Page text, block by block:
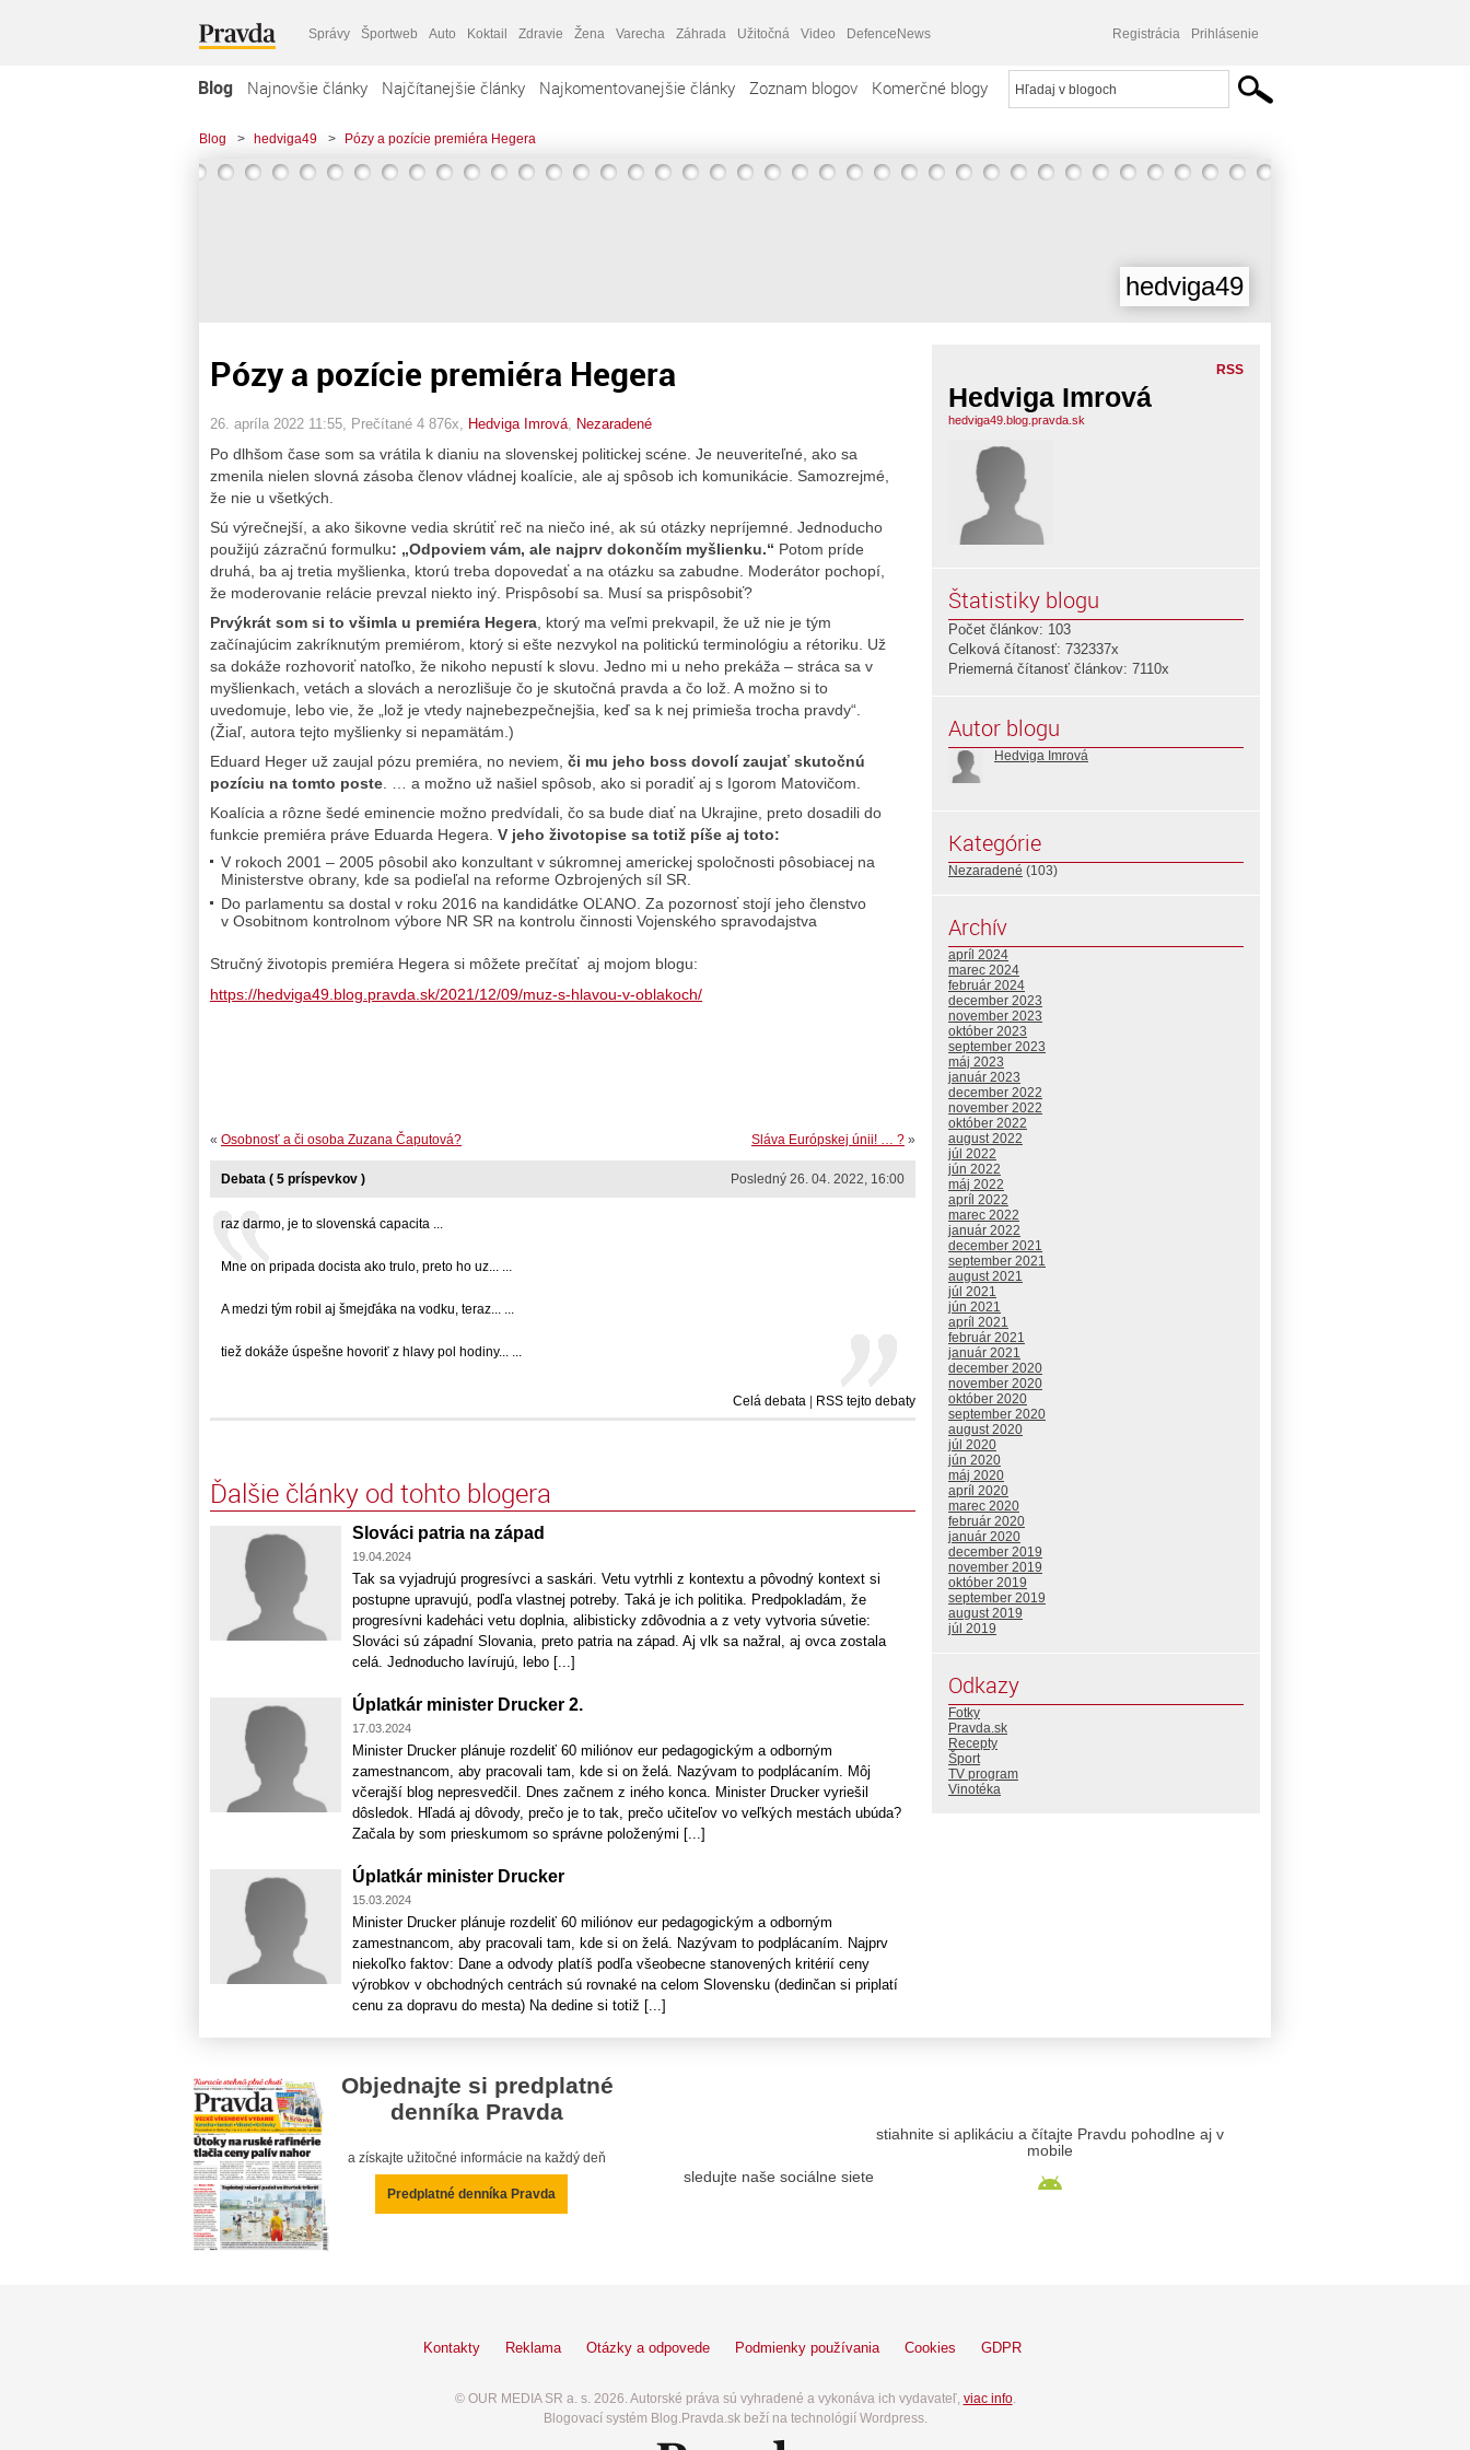
Správy Športweb Auto Koktail Zdravie Žena Varecha Záhrada Užitočná Video DefenceNews Registrácia Prihlásenie
Blog Najnovšie články Najčítanejšie články Najkomentovanejšie články Zoznam blogov Komerčné blogy
Blog > hedviga49 > Pózy a pozície premiéra Hegera
hedviga49
Pózy a pozície premiéra Hegera
26. apríla 2022 11:55 , Prečítané 4 876x, Hedviga Imrová Nezaradené
Po dlhšom čase som sa vrátila k dianiu na slovenskej politickej scéne. Je neuveriteľné, ako sa
zmenila nielen slovná zásoba členov vládnej koalície, ale aj spôsob ich komunikácie. Samozrejmé,
že nie u všetkých.
Sú výrečnejší, a ako šikovne vedia skrútiť reč na niečo iné, ak sú otázky nepríjemné. Jednoducho
použijú zázračnú formulku: „Odpoviem vám, ale najprv dokončím myšlienku.“ Potom príde
druhá, ba aj tretia myšlienka, ktorú treba dopovedať a na otázku sa zabudne. Moderátor pochopí,
že moderovanie relácie prevzal niekto iný. Prispôsobí sa. Musí sa prispôsobiť?
Prvýkrát som si to všimla u premiéra Hegera , ktorý ma veľmi prekvapil, že už nie je tým
začínajúcim zakríknutým premiérom, ktorý si ešte nezvykol na politickú terminológiu a rétoriku. Už
sa dokáže rozhovoriť natoľko, že nikoho nepustí k slovu. Jedno mi u neho prekáža – stráca sa v
myšlienkach, vetách a slovách a nerozlišuje čo je skutočná pravda a čo lož. A možno si to
uvedomuje, lebo vie, že „lož je vtedy najnebezpečnejšia, keď sa k nej primieša trocha pravdy“.
(Žiaľ, autora tejto myšlienky si nepamätám.)
Eduard Heger už zaujal pózu premiéra, no neviem, či mu jeho boss dovolí zaujať skutočnú
pozíciu na tomto poste . … a možno už našiel spôsob, ako si poradiť aj s Igorom Matovičom.
Koalícia a rôzne šedé eminencie možno predvídali, čo sa bude diať na Ukrajine, preto dosadili do
funkcie premiéra práve Eduarda Hegera. V jeho životopise sa totiž píše aj toto:
V rokoch 2001 – 2005 pôsobil ako konzultant v súkromnej americkej spoločnosti pôsobiacej na
Ministerstve obrany, kde sa podieľal na reforme Ozbrojených síl SR.
Do parlamentu sa dostal v roku 2016 na kandidátke OĽANO. Za pozornosť stojí jeho členstvo
v Osobitnom kontrolnom výbore NR SR na kontrolu činnosti Vojenského spravodajstva
Stručný životopis premiéra Hegera si môžete prečítať aj mojom blogu:
https://hedviga49.blog.pravda.sk/2021/12/09/muz-s-hlavou-v-oblakoch/
Sláva Európskej únii! … ? »
« Osobnosť a či osoba Zuzana Čaputová?
Posledný 26. 04. 2022, 16:00
Debata ( 5 príspevkov )
raz darmo, je to slovenská capacita ...
Mne on pripada docista ako trulo, preto ho uz... ...
A medzi tým robil aj šmejďáka na vodku, teraz... ...
tiež dokáže úspešne hovoriť z hlavy pol hodiny... ...
Celá debata RSS tejto debaty
Ďalšie články od tohto blogera
Slováci patria na západ
19.04.2024
Tak sa vyjadrujú progresívci a saskári. Vetu vytrhli z kontextu a pôvodný kontext si
postupne upravujú, podľa vlastnej potreby. Taká je ich politika. Predpokladám, že
progresívni kadeháci vetu doplnia, alibisticky zdôvodnia a z vety vytvoria súvetie:
Slováci sú západní Slovania, preto patria na západ. Aj vlk sa nažral, aj ovca zostala
celá. Jednoducho lavírujú, lebo [...]
Úplatkár minister Drucker 2.
17.03.2024
Minister Drucker plánuje rozdeliť 60 miliónov eur pedagogickým a odborným
zamestnancom, aby pracovali tam, kde si on želá. Nazývam to podplácaním. Môj
včerajší blog nepresvedčil. Dnes začnem z iného konca. Minister Drucker vyriešil
dôsledok. Hľadá aj dôvody, prečo je to tak, prečo učiteľov vo veľkých mestách ubúda?
Začala by som prieskumom so správne položenými [...]
Úplatkár minister Drucker
15.03.2024
Minister Drucker plánuje rozdeliť 60 miliónov eur pedagogickým a odborným
zamestnancom, aby pracovali tam, kde si on želá. Nazývam to podplácaním. Najprv
niekoľko faktov: Dane a odvody platíš podľa všeobecne stanovených kritérií ceny
výrobkov v obchodných centrách sú rovnaké na celom Slovensku (dedinčan si priplatí
cenu za dopravu do mesta) Na dedine si totiž [...]
RSS
Hedviga Imrová
hedviga49.blog.pravda.sk
Štatistiky blogu
Počet článkov: 103
Celková čítanosť: 732337x
Priemerná čítanosť článkov: 7110x
Autor blogu
Hedviga Imrová
Kategórie
Nezaradené (103)
Archív
apríl 2024
marec 2024
február 2024
december 2023
november 2023
október 2023
september 2023
máj 2023
január 2023
december 2022
november 2022
október 2022
august 2022
júl 2022
jún 2022
máj 2022
apríl 2022
marec 2022
január 2022
december 2021
september 2021
august 2021
júl 2021
jún 2021
apríl 2021
február 2021
január 2021
december 2020
november 2020
október 2020
september 2020
august 2020
júl 2020
jún 2020
máj 2020
apríl 2020
marec 2020
február 2020
január 2020
december 2019
november 2019
október 2019
september 2019
august 2019
júl 2019
Odkazy
Fotky
Pravda.sk
Recepty
Šport
TV program
Vinotéka
Objednajte si predplatné
denníka Pravda
a získajte užitočné informácie na každý deň
Predplatné denníka Pravda
sledujte naše sociálne siete
stiahnite si aplikáciu a čítajte Pravdu pohodlne aj v
mobile
Kontakty Reklama Otázky a odpovede Podmienky používania Cookies GDPR
© OUR MEDIA SR a. s. 2026. Autorské práva sú vyhradené a vykonáva ich vydavateľ, viac info.
Blogovací systém Blog.Pravda.sk beží na technológií Wordpress.